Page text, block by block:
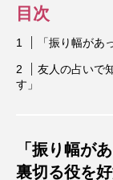
目次
「振り幅が
友人の占いで
す」
「振り幅が
裏切る役を